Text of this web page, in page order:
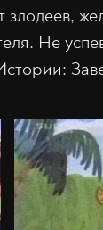
злодеев,
Не